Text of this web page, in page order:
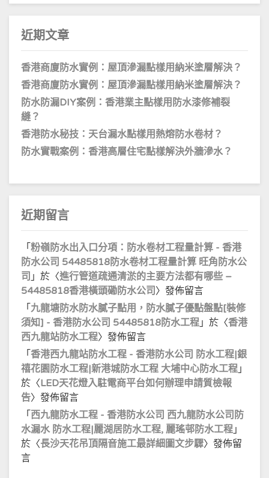
近期文章
香港商廈防水實例：屋頂滲漏點樣用納米塗層解決？
香港商廈防水實例：屋頂滲漏點樣用納米塗層解決？
防水防漏DIY案例：香港業主點樣用防水漆修補裂
縫？
香港防水秘技：天台漏水點樣用熱熔防水卷材？
防水實戰案例：香港高層住宅點樣解決外牆滲水？
近期留言
「 粉嶺防水出入口分項：防水卷材工程量計算 - 香港
防水公司 54485818防水卷材工程量計算 旺角防水公
司 」於〈進行管道疏通清淤的主要方法都有哪些 –
54485818香港橫頭磡防水公司 〉發佈留言
「 九龍塘防水防水膩子點用，防水膩子優點盤點[裝修
須知] - 香港防水公司 54485818防水工程 」於〈香港
西九龍站防水工程〉發佈留言
「 香港西九龍站防水工程 - 香港防水公司 防水工程|銀
禧花園防水工程|新港城防水工程 大埔中心防水工程 」
於〈LED天花燈入駐電商平台如何辦理申請質檢報
告〉發佈留言
「 西九龍防水工程 - 香港防水公司 西九龍防水公司防
水漏水 防水工程|麗湖居防水工程, 麗瑤邨防水工程 」
於〈長沙天花吊頂隔音施工最詳細圖文步驟〉發佈留
言